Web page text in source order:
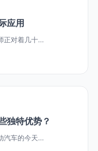
应用
正对着几十...
独特优势？
汽车的今天...